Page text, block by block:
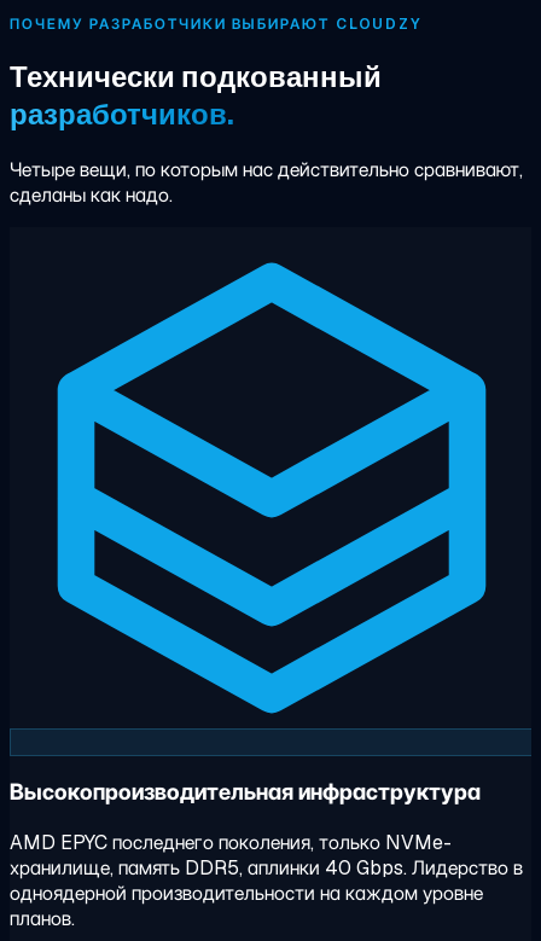
ПОЧЕМУ РАЗРАБОТЧИКИ ВЫБИРАЮТ CLOUDZY
Технически подкованный
разработчиков.
Четыре вещи, по которым нас действительно сравнивают,
сделаны как надо.
Высокопроизводительная инфраструктура
AMD EPYC последнего поколения, только NVMe-
хранилище, память DDR5, аплинки 40 Gbps. Лидерство в
одноядерной производительности на каждом уровне
планов.